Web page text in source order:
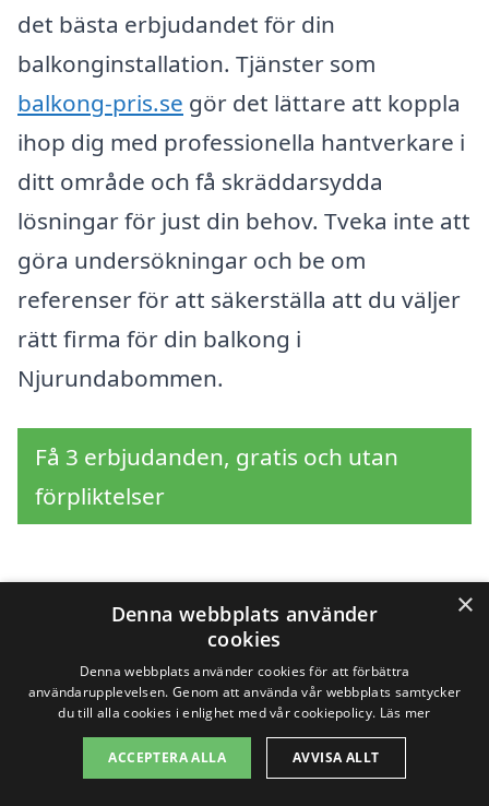
det bästa erbjudandet för din
balkonginstallation. Tjänster som
balkong-pris.se gör det lättare att koppla
ihop dig med professionella hantverkare i
ditt område och få skräddarsydda
lösningar för just din behov. Tveka inte att
göra undersökningar och be om
referenser för att säkerställa att du väljer
rätt firma för din balkong i
Njurundabommen.
Få 3 erbjudanden, gratis och utan
förpliktelser
Sök efter en
professionell för
balkong i andra städer
nära Njurundabommen
×
Denna webbplats använder
cookies
Denna webbplats använder cookies för att förbättra
användarupplevelsen. Genom att använda vår webbplats samtycker
du till alla cookies i enlighet med vår cookiepolicy. Läs mer
ACCEPTERA ALLA AVVISA ALLT